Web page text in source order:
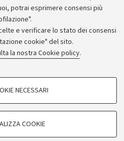
potrai esprimere consensi più
e verificare lo stato dei consensi
cookie" del sito.
la nostra Cookie policy.
FACOLTATIVI
NECESSARI
COOKIE
stampa
stampa
STUDIORUM - Università di